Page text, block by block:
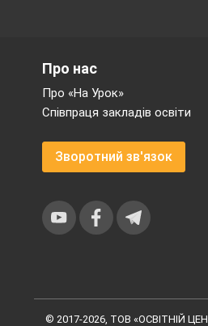
Про нас
Про «На Урок»
Співпраця закладів освіти
Зворотний зв'язок
© 2017-2026, ТОВ «ОСВІТНІЙ